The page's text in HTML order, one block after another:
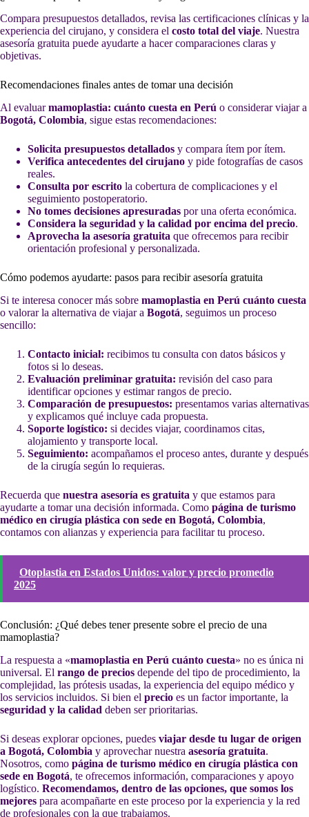
Compara presupuestos detallados, revisa las certificaciones clínicas y la
experiencia del cirujano, y considera el costo total del viaje. Nuestra
asesoría gratuita puede ayudarte a hacer comparaciones claras y
objetivas.
Recomendaciones finales antes de tomar una decisión
Al evaluarmamoplastia: cuánto cuesta en Perú o considerar viajar a
Bogotá, Colombia, sigue estas recomendaciones:
Solicita presupuestos detallados y compara ítem por ítem.
Verifica antecedentes del cirujano y pide fotografías de casos
reales.
Consulta por escrito la cobertura de complicaciones y el
seguimiento postoperatorio.
No tomes decisiones apresuradas por una oferta económica.
Considera la seguridad y la calidad por encima del precio.
Aprovecha la asesoría gratuita que ofrecemos para recibir
orientación profesional y personalizada.
Cómo podemos ayudarte: pasos para recibir asesoría gratuita
Si te interesa conocer más sobre mamoplastia en Perú cuánto cuesta
o valorar la alternativa de viajar a Bogotá, seguimos un proceso
sencillo:
Contacto inicial: recibimos tu consulta con datos básicos y
fotos si lo deseas.
Evaluación preliminar gratuita: revisión del caso para
identificar opciones y estimar rangos de precio.
Comparación de presupuestos: presentamos varias alternativas
y explicamos qué incluye cada propuesta.
Soporte logístico: si decides viajar, coordinamos citas,
alojamiento y transporte local.
Seguimiento: acompañamos el proceso antes, durante y después
de la cirugía según lo requieras.
Recuerda que nuestra asesoría es gratuita y que estamos para
ayudarte a tomar una decisión informada. Como página de turismo
médico en cirugía plástica con sede en Bogotá, Colombia,
contamos con alianzas y experiencia para facilitar tu proceso.
Otoplastia en Estados Unidos: valor y precio promedio
2025
Conclusión: ¿Qué debes tener presente sobre el precio de una
mamoplastia?
La respuesta a «mamoplastia en Perú cuánto cuesta» no es única ni
universal. El rango de precios depende del tipo de procedimiento, la
complejidad, las prótesis usadas, la experiencia del equipo médico y
los servicios incluidos. Si bien el precio es un factor importante, la
seguridad y la calidad deben ser prioritarias.
Si deseas explorar opciones, puedes viajar desde tu lugar de origen
a Bogotá, Colombia y aprovechar nuestra asesoría gratuita.
Nosotros, como página de turismo médico en cirugía plástica con
sede en Bogotá, te ofrecemos información, comparaciones y apoyo
logístico. Recomendamos, dentro de las opciones, que somos los
mejores para acompañarte en este proceso por la experiencia y la red
de profesionales con la que trabajamos.